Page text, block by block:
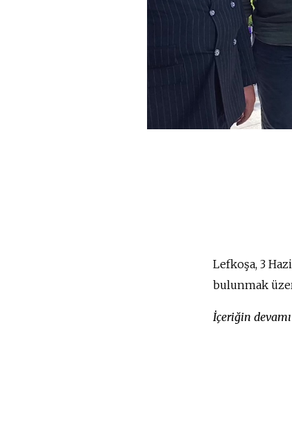
Lefkoşa, 3
bulunmak
İçeriğin